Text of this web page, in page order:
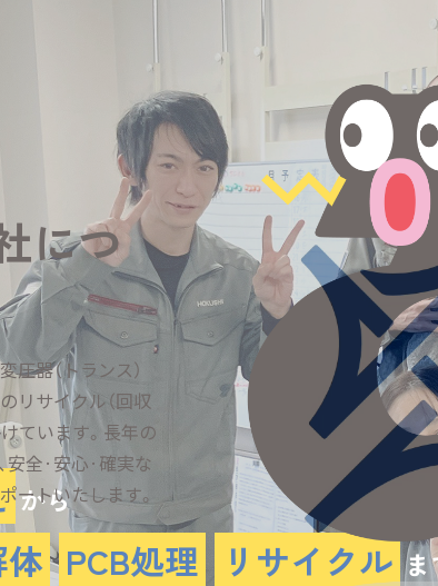
から
PCB処理 リサイクル ま
につ
器（トランス）
リサイクル（回収
ています。長年の
安全·安心·確実な
ートいたします。